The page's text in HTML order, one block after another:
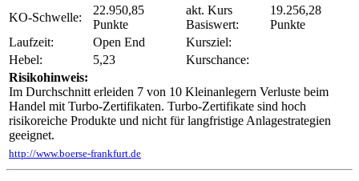
KO-Schwelle:
22.950,85
Punkte
akt. Kurs
Basiswert:
19.256,28
Punkte
Laufzeit:
Open End
Kursziel:
Hebel:
5,23
Kurschance:
Risikohinweis:
Im Durchschnitt erleiden 7 von 10 Kleinanlegern Verluste beim
Handel mit Turbo-Zertifikaten. Turbo-Zertifikate sind hoch
risikoreiche Produkte und nicht für langfristige Anlagestrategien
geeignet.
http://www.boerse-frankfurt.de